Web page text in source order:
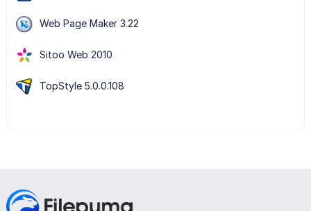
Web Page Maker 3.22
Sitoo Web 2010
TopStyle 5.0.0.108